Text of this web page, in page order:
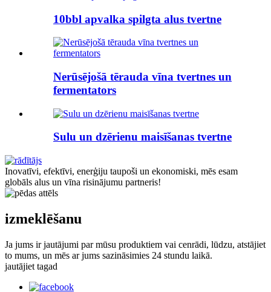
10bbl apvalka spilgta alus tvertne
Nerūsējošā tērauda vīna tvertnes un
fermentators
Sulu un dzērienu maisīšanas tvertne
Inovatīvi, efektīvi, enerģiju taupoši un ekonomiski, mēs esam
globāls alus un vīna risinājumu partneris!
izmeklēšanu
Ja jums ir jautājumi par mūsu produktiem vai cenrādi, lūdzu, atstājiet
to mums, un mēs ar jums sazināsimies 24 stundu laikā.
jautājiet tagad